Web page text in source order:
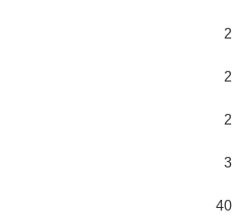
2
2
2
3
40